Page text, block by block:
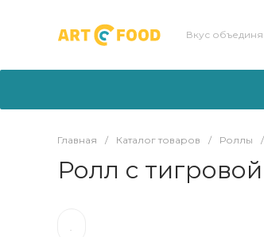
Вкус
Главная / Каталог товаров / Роллы /
Ролл с